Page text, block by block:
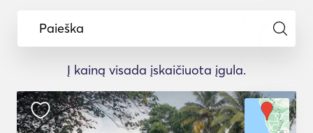
Paieška
Į kainą visada įskaičiuota įgula.